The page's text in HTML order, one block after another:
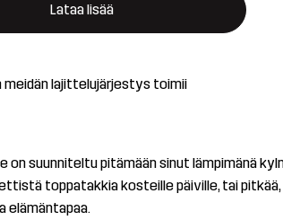
Lataa lisää
meidän lajittelujärjestys toimii
suunniteltu pitämään sinut lämpimänä
toppatakkia kosteille päiville, tai
elämäntapaa.